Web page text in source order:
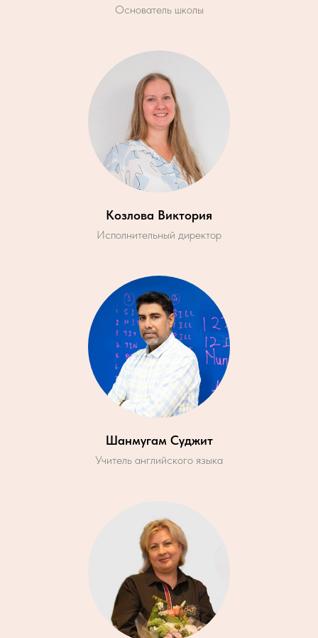
Основатель школы
Козлова Виктория
Исполнительный директор
Шанмугам Суджит
Учитель английского языка